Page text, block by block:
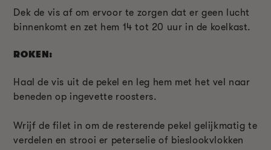
Dek de vis af om ervoor te zorgen dat er geen lucht
binnenkomt en zet hem 14 tot 20 uur in de koelkast.
ROKEN:
Haal de vis uit de pekel en leg hem met het vel naar
beneden op ingevette roosters.
Wrijf de filet in om de resterende pekel gelijkmatig te
verdelen en strooi er peterselie of bieslookvlokken